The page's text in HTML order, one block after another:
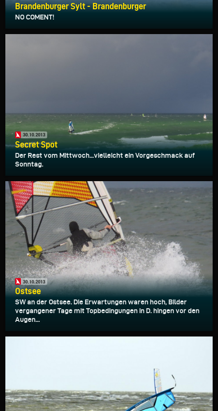
Brandenburger Sylt - Brandenburger
NO COMENT!
30.10.2013
Secret Spot
Der Rest vom Mittwoch...vielleicht ein Vorgeschmack auf
Sonntag.
30.10.2013
Ostsee
SW an der Ostsee. Die Erwartungen waren hoch, Bilder
vergangener Tage mit Topbedingungen in D. hingen vor den
Augen...